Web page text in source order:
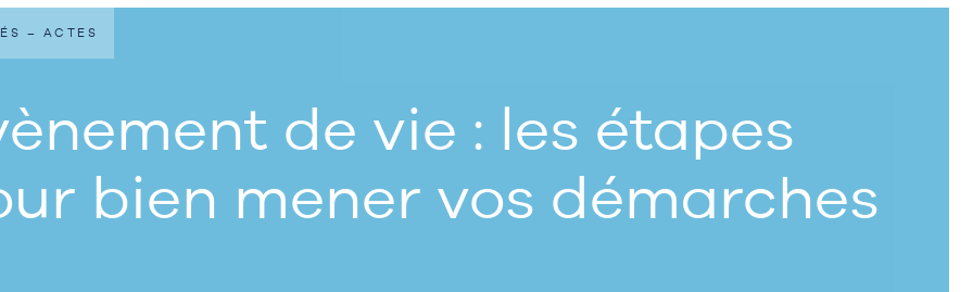
de vie : les étapes
bien mener vos démarches
– ACTES